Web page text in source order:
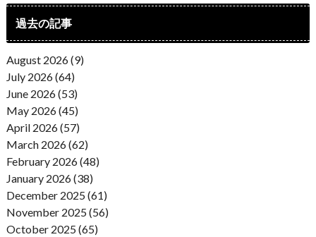
過去の記事
August 2026 (9)
July 2026 (64)
June 2026 (53)
May 2026 (45)
April 2026 (57)
March 2026 (62)
February 2026 (48)
January 2026 (38)
December 2025 (61)
November 2025 (56)
October 2025 (65)